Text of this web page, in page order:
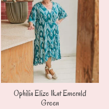
Ophilia Elize Ikat Emerald
Green